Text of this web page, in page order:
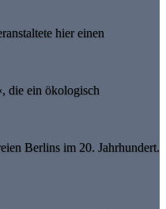
hier einen
die ein ökologisch
Berlins im 20. Jahrhundert.